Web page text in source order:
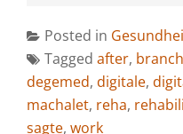
Posted in
Tagged after,
degemed, digitale,
machalet, reha,
sagte, work